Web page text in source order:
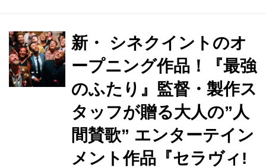
2018」ラインアップ発表記者会見が都
内で行われました。 フランス映画祭
2018 ラインアップ発表記者会見 ※敬
称略 ■日程:4月23日(月) 11:00~ ■場所:
フランス大使館 公邸(港区南麻布4-11-
44) ■登壇者: 常盤貴子(フェスティバ
ル・ミューズ/45) ローラン・ピック
(駐...
新・ シネクイントのオ
ープニング作品！『最強
のふたり』監督・製作ス
タッフが贈る大人の”人
間賛歌” エンターテイン
メント作品『セラヴィ!